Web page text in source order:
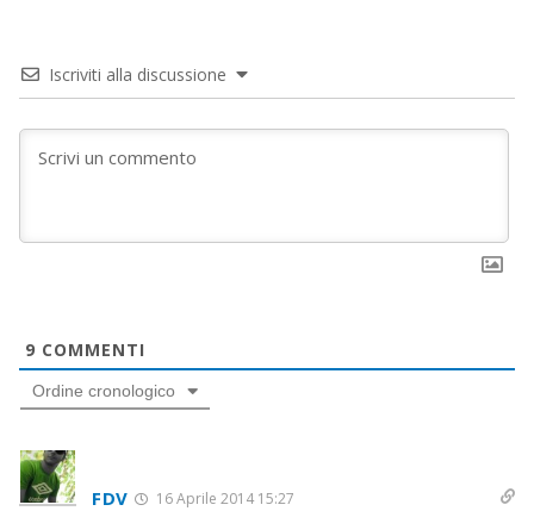
Iscriviti alla discussione
9 COMMENTI
Ordine cronologico
FDV 16 Aprile 2014 15:27